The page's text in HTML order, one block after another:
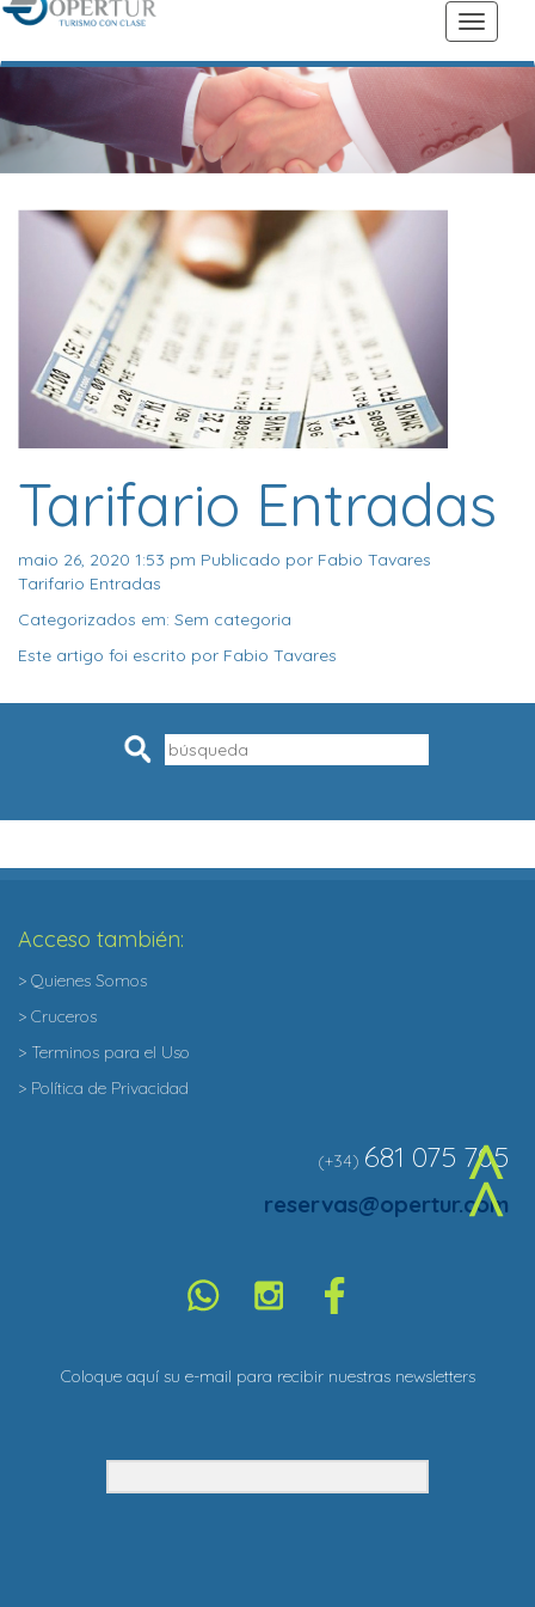
Tarifario Entradas
maio 26, 2020 1:53 pm Publicado por Fabio Tavares
Tarifario Entradas
Categorizados em: Sem categoria
Este artigo foi escrito por Fabio Tavares
Pesquisar
^
Acceso también:
> Quienes Somos
> Cruceros
> Terminos para el Uso
> Política de Privacidad
(+34) 681 075 705
reservas@opertur.com
Coloque aquí su e-mail para recibir nuestras newsletters